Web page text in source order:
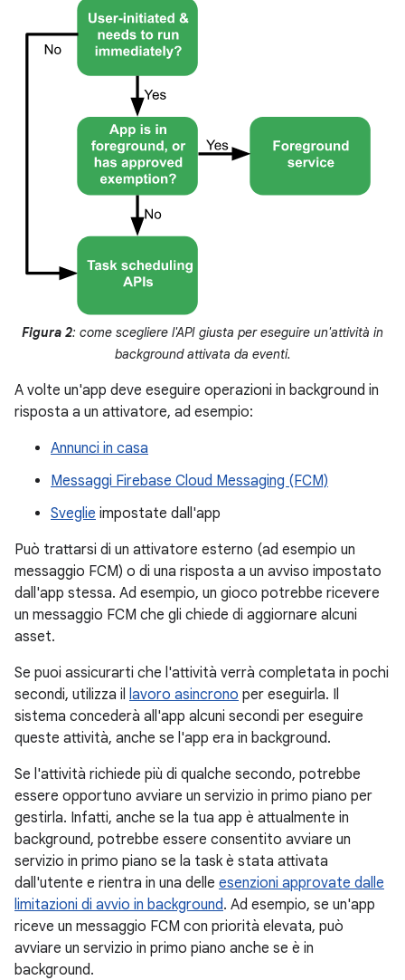
Figura 2: come scegliere l'API giusta per eseguire un'attività in
background attivata da eventi.
A volte un'app deve eseguire operazioni in background in
risposta a un attivatore, ad esempio:
Annunci in casa
Messaggi Firebase Cloud Messaging (FCM)
Sveglie impostate dall'app
Può trattarsi di un attivatore esterno (ad esempio un
messaggio FCM) o di una risposta a un avviso impostato
dall'app stessa. Ad esempio, un gioco potrebbe ricevere
un messaggio FCM che gli chiede di aggiornare alcuni
asset.
Se puoi assicurarti che l'attività verrà completata in pochi
secondi, utilizza il lavoro asincrono per eseguirla. Il
sistema concederà all'app alcuni secondi per eseguire
queste attività, anche se l'app era in background.
Se l'attività richiede più di qualche secondo, potrebbe
essere opportuno avviare un servizio in primo piano per
gestirla. Infatti, anche se la tua app è attualmente in
background, potrebbe essere consentito avviare un
servizio in primo piano se la task è stata attivata
dall'utente e rientra in una delle esenzioni approvate dalle
limitazioni di avvio in background. Ad esempio, se un'app
riceve un messaggio FCM con priorità elevata, può
avviare un servizio in primo piano anche se è in
background.